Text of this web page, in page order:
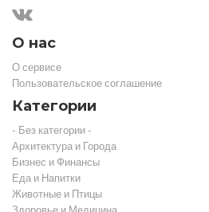
О нас
О сервисе
Пользовательское соглашение
Категории
- Без категории -
Архитектура и Города
Бизнес и Финансы
Еда и Напитки
Животные и Птицы